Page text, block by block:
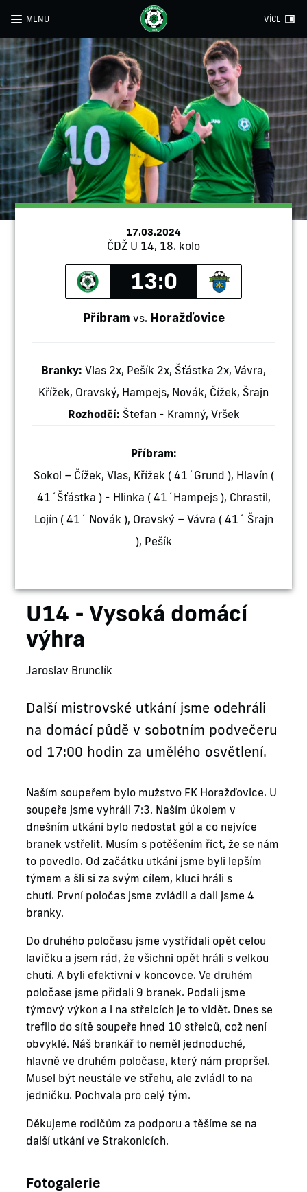
MENU VÍCE
17.03.2024
ČDŽ U 14, 18. kolo
13:0
Příbram vs. Horažďovice
Branky: Vlas 2x, Pešík 2x, Šťástka 2x, Vávra,
Křížek, Oravský, Hampejs, Novák, Čížek, Šrajn
Rozhodčí: Štefan - Kramný, Vršek
Příbram:
Sokol – Čížek, Vlas, Křížek ( 41´Grund ), Hlavín (
41´Šťástka ) - Hlinka ( 41´Hampejs ), Chrastil,
Lojín ( 41´ Novák ), Oravský – Vávra ( 41´ Šrajn
), Pešík
U14 - Vysoká domácí
výhra
Jaroslav Brunclík
Další mistrovské utkání jsme odehráli
na domácí půdě v sobotním podvečeru
od 17:00 hodin za umělého osvětlení.
Naším soupeřem bylo mužstvo FK Horažďovice. U
soupeře jsme vyhráli 7:3. Naším úkolem v
dnešním utkání bylo nedostat gól a co nejvíce
branek vstřelit. Musím s potěšením říct, že se nám
to povedlo. Od začátku utkání jsme byli lepším
týmem a šli si za svým cílem, kluci hráli s
chutí. První poločas jsme zvládli a dali jsme 4
branky.
Do druhého poločasu jsme vystřídali opět celou
lavičku a jsem rád, že všichni opět hráli s velkou
chutí. A byli efektivní v koncovce. Ve druhém
poločase jsme přidali 9 branek. Podali jsme
týmový výkon a i na střelcích je to vidět. Dnes se
trefilo do sítě soupeře hned 10 střelců, což není
obvyklé. Náš brankář to neměl jednoduché,
hlavně ve druhém poločase, který nám propršel.
Musel být neustále ve střehu, ale zvládl to na
jedničku. Pochvala pro celý tým.
Děkujeme rodičům za podporu a těšíme se na
další utkání ve Strakonicích.
Fotogalerie